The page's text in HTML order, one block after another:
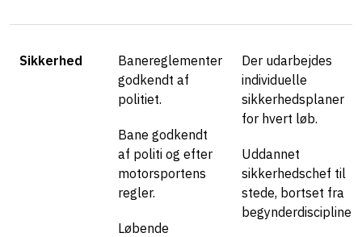
Sikkerhed
Banereglementer
godkendt af
politiet.
Bane godkendt
af politi og efter
motorsportens
regler.
Løbende
Der udarbejdes
individuelle
sikkerhedsplaner
for hvert løb.
Uddannet
sikkerhedschef til
stede, bortset fra
begynderdiscipliner.